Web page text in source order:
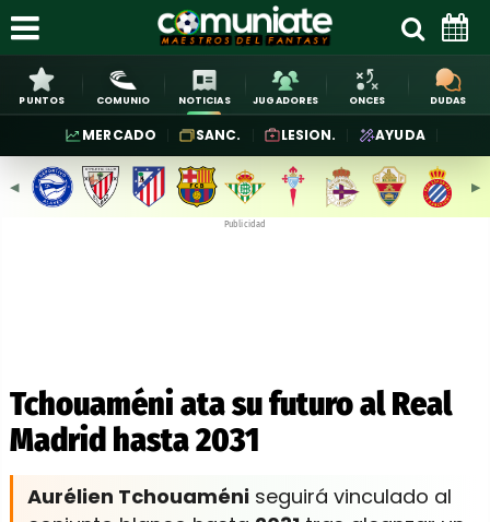
PUNTOS COMUNIO NOTICIAS JUGADORES ONCES DUDAS
MERCADO SANC. LESION. AYUDA
◀︎ ▶︎
Publicidad
Tchouaméni ata su futuro al Real
Madrid hasta 2031
Aurélien Tchouaméni seguirá vinculado al